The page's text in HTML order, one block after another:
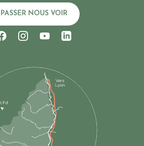
PASSER NOUS VOIR
Suivez-nous sur Facebook
Suivez-nous sur Instagram
Suivez-nous sur
Suivez-nous sur